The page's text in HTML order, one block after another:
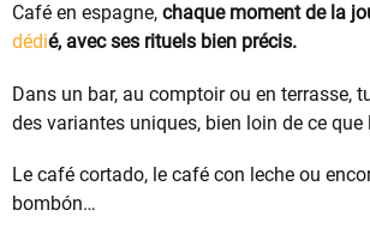
Café en espagne, chaque moment de la
dédié, avec ses rituels bien précis.
Dans un bar, au comptoir ou en terrasse,
des variantes uniques, bien loin de ce que
Le café cortado, le café con leche ou
bombón…